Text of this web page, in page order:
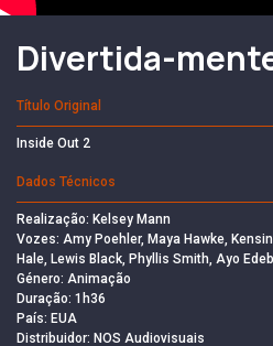
Divertida-
Título Original
Inside Out 2
Dados Técnicos
Realização: Kelsey Mann
Vozes: Amy Poehler, Maya Hawke,
Hale, Lewis Black, Phyllis Smith, Ayo
Género: Animação
Duração: 1h36
País: EUA
Distribuidor: NOS Audiovisuais